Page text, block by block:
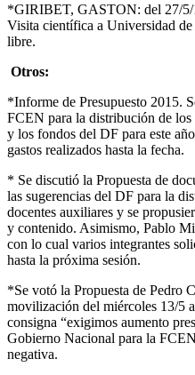
*GIRIBET, GASTON: del 27/
Visita científica a Universidad
libre.
Otros:
*Informe de Presupuesto 2015.
FCEN para la distribución de
y los fondos del DF para este
gastos realizados hasta la fecha.
* Se discutió la Propuesta de
las sugerencias del DF para la
docentes auxiliares y se
y contenido. Asimismo, Pablo
con lo cual varios integrantes
hasta la próxima sesión.
*Se votó la Propuesta de Pedro
movilización del miércoles 13/5
consigna “exigimos aumento
Gobierno Nacional para la
negativa.